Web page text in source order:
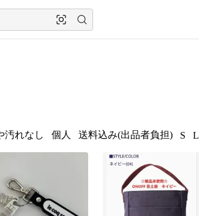
汚れなし 個人 送料込み(出品者負担) S L